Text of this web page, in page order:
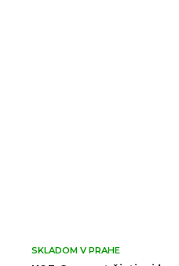
SKLADOM V PRAHE